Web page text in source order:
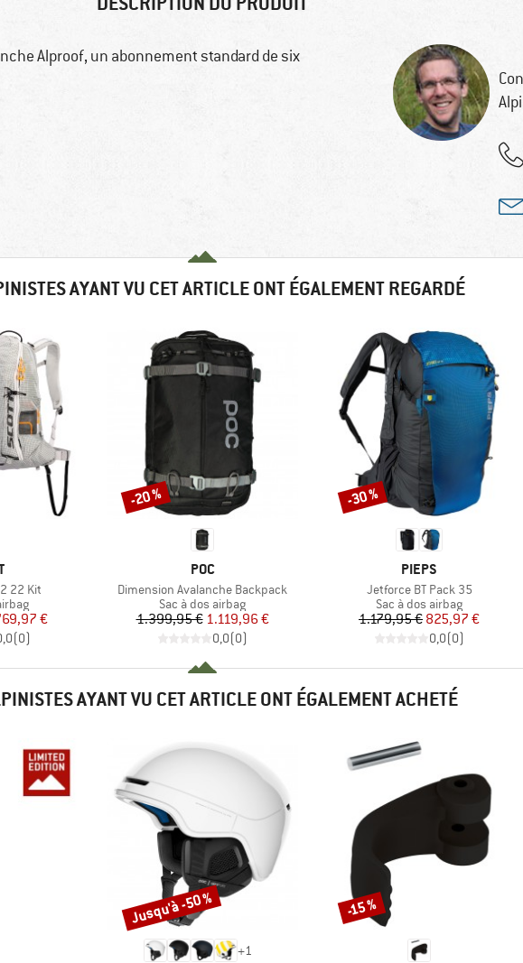
Alproof, un abonnement standard de six
AYANT VU CET ARTICLE ONT ÉGALEMENT REGARDÉ
22 Kit
réduit
€
(0)
MARQUE
POC
Article
Dimension Avalanche Backpack
Product group
Sac à dos airbag
Prix
1.399,95 €Prix réduit
1.119,96 €
0,0(0)
Remise
-20 %
MARQUE
PIEPS
Article
Jetforce BT Pack 35
Product group
Sac à dos airbag
Prix
1.179,95 €Prix réduit
825,97 €
0,0(0)
Remise
-30 %
AYANT VU CET ARTICLE ONT ÉGALEMENT ACHETÉ
+1
Remise
Jusqu'à -50 % Remise
-15 %